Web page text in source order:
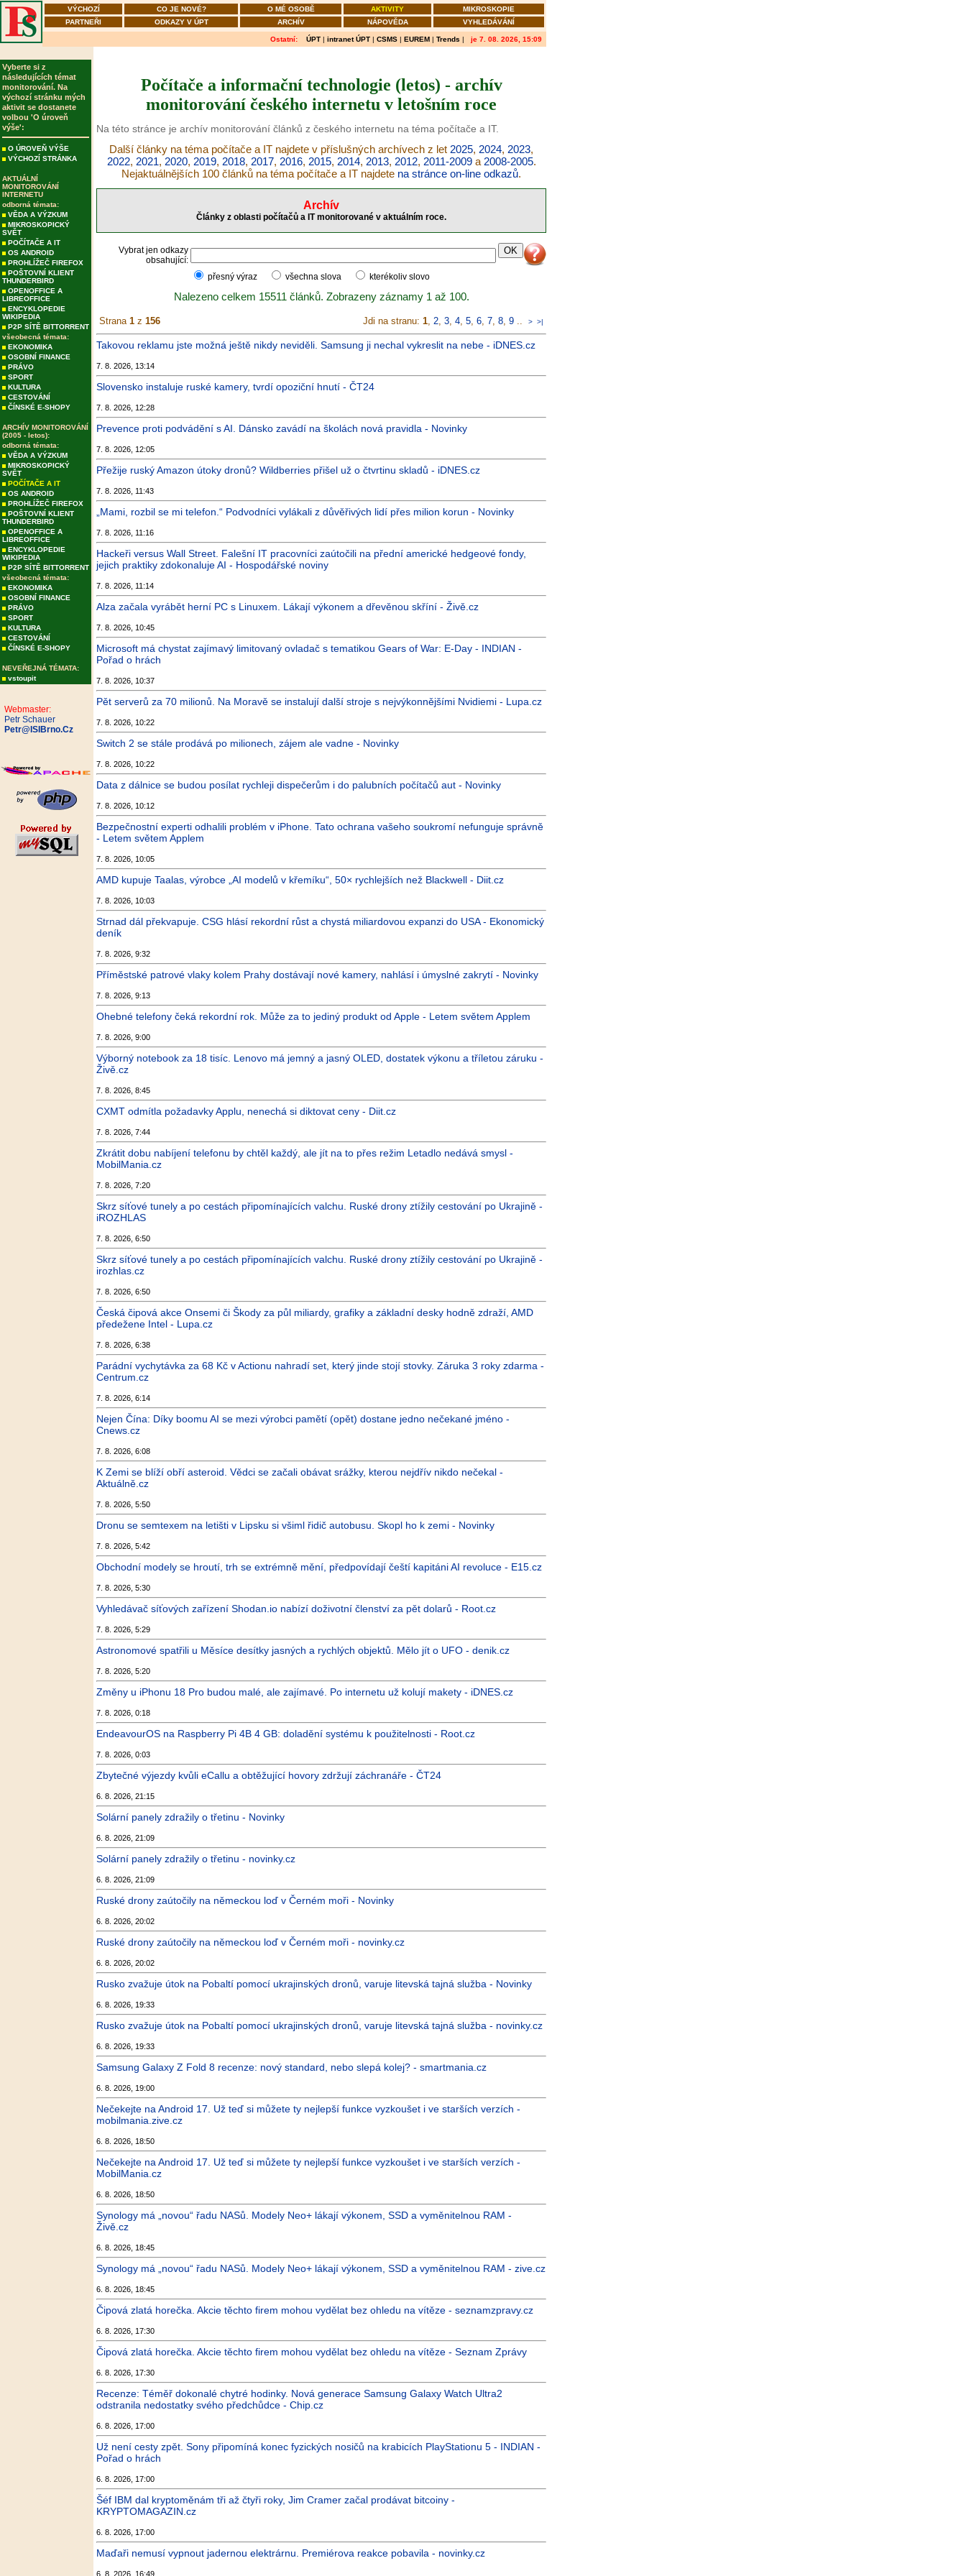
VÝCHOZÍ CO JE NOVÉ? O MÉ OSOBĚ AKTIVITY
MIKROSKOPIE
PARTNEŘI
ODKAZY V ÚPT ARCHÍV NÁPOVĚDA VYHLEDÁVÁNÍ
Ostatní: ÚPT | intranet ÚPT | CSMS | EUREM | Trends | je 7. 08. 2026, 15:09
Vyberte si z
následujících témat
monitorování. Na
výchozí stránku mých
aktivit se dostanete
volbou 'O úroveň
výše':
O ÚROVEŇ VÝŠE
VÝCHOZÍ STRÁNKA
AKTUÁLNÍ
MONITOROVÁNÍ
INTERNETU
odborná témata:
VĚDA A VÝZKUM
MIKROSKOPICKÝ
SVĚT
POČÍTAČE A IT
OS ANDROID
PROHLÍŽEČ FIREFOX
POŠTOVNÍ KLIENT
THUNDERBIRD
OPENOFFICE A
LIBREOFFICE
ENCYKLOPEDIE
WIKIPEDIA
P2P SÍTĚ BITTORRENT
všeobecná témata:
EKONOMIKA
OSOBNÍ FINANCE
PRÁVO
SPORT
KULTURA
CESTOVÁNÍ
ČÍNSKÉ E-SHOPY
ARCHÍV MONITOROVÁNÍ
(2005 - letos):
odborná témata:
VĚDA A VÝZKUM
MIKROSKOPICKÝ
SVĚT
POČÍTAČE A IT
OS ANDROID
PROHLÍŽEČ FIREFOX
POŠTOVNÍ KLIENT
THUNDERBIRD
OPENOFFICE A
LIBREOFFICE
ENCYKLOPEDIE
WIKIPEDIA
P2P SÍTĚ BITTORRENT
všeobecná témata:
EKONOMIKA
OSOBNÍ FINANCE
PRÁVO
SPORT
KULTURA
CESTOVÁNÍ
ČÍNSKÉ E-SHOPY
NEVEŘEJNÁ TÉMATA:
vstoupit
Webmaster:
Petr Schauer
Petr@ISIBrno.Cz
Počítače a informační technologie (letos) - archív
monitorování českého internetu v letošním roce
Na této stránce je archív monitorování článků z českého internetu na téma počítače a IT.
Další články na téma počítače a IT najdete v příslušných archívech z let 2025, 2024, 2023,
2022, 2021, 2020, 2019, 2018, 2017, 2016, 2015, 2014, 2013, 2012, 2011-2009a 2008-2005.
Nejaktuálnějších 100 článků na téma počítače a IT najdete na stránce on-line odkazů.
Archív
Články z oblasti počítačů a IT monitorované v aktuálním roce.
Vybrat jen odkazy
obsahující:
přesný výraz
všechna slova kterékoliv slovo
Nalezeno celkem 15511 článků. Zobrazeny záznamy 1 až 100.
Strana 1 z 156 Jdi na stranu: 1, 2, 3, 4, 5, 6, 7, 8, 9 .. > >|
Takovou reklamu jste možná ještě nikdy neviděli. Samsung ji nechal vykreslit na nebe - iDNES.cz
7. 8. 2026, 13:14
Slovensko instaluje ruské kamery, tvrdí opoziční hnutí - ČT24
7. 8. 2026, 12:28
Prevence proti podvádění s AI. Dánsko zavádí na školách nová pravidla - Novinky
7. 8. 2026, 12:05
Přežije ruský Amazon útoky dronů? Wildberries přišel už o čtvrtinu skladů - iDNES.cz
7. 8. 2026, 11:43
„Mami, rozbil se mi telefon.“ Podvodníci vylákali z důvěřivých lidí přes milion korun - Novinky
7. 8. 2026, 11:16
Hackeři versus Wall Street. Falešní IT pracovníci zaútočili na přední americké hedgeové fondy,
jejich praktiky zdokonaluje AI - Hospodářské noviny
7. 8. 2026, 11:14
Alza začala vyrábět herní PC s Linuxem. Lákají výkonem a dřevěnou skříní - Živě.cz
7. 8. 2026, 10:45
Microsoft má chystat zajímavý limitovaný ovladač s tematikou Gears of War: E-Day - INDIAN -
Pořad o hrách
7. 8. 2026, 10:37
Pět serverů za 70 milionů. Na Moravě se instalují další stroje s nejvýkonnějšími Nvidiemi - Lupa.cz
7. 8. 2026, 10:22
Switch 2 se stále prodává po milionech, zájem ale vadne - Novinky
7. 8. 2026, 10:22
Data z dálnice se budou posílat rychleji dispečerům i do palubních počítačů aut - Novinky
7. 8. 2026, 10:12
Bezpečnostní experti odhalili problém v iPhone. Tato ochrana vašeho soukromí nefunguje správně
- Letem světem Applem
7. 8. 2026, 10:05
AMD kupuje Taalas, výrobce „AI modelů v křemíku“, 50× rychlejších než Blackwell - Diit.cz
7. 8. 2026, 10:03
Strnad dál překvapuje. CSG hlásí rekordní růst a chystá miliardovou expanzi do USA - Ekonomický
deník
7. 8. 2026, 9:32
Příměstské patrové vlaky kolem Prahy dostávají nové kamery, nahlásí i úmyslné zakrytí - Novinky
7. 8. 2026, 9:13
Ohebné telefony čeká rekordní rok. Může za to jediný produkt od Apple - Letem světem Applem
7. 8. 2026, 9:00
Výborný notebook za 18 tisíc. Lenovo má jemný a jasný OLED, dostatek výkonu a tříletou záruku -
Živě.cz
7. 8. 2026, 8:45
CXMT odmítla požadavky Applu, nenechá si diktovat ceny - Diit.cz
7. 8. 2026, 7:44
Zkrátit dobu nabíjení telefonu by chtěl každý, ale jít na to přes režim Letadlo nedává smysl -
MobilMania.cz
7. 8. 2026, 7:20
Skrz síťové tunely a po cestách připomínajících valchu. Ruské drony ztížily cestování po Ukrajině -
iROZHLAS
7. 8. 2026, 6:50
Skrz síťové tunely a po cestách připomínajících valchu. Ruské drony ztížily cestování po Ukrajině -
irozhlas.cz
7. 8. 2026, 6:50
Česká čipová akce Onsemi či Škody za půl miliardy, grafiky a základní desky hodně zdraží, AMD
předežene Intel - Lupa.cz
7. 8. 2026, 6:38
Parádní vychytávka za 68 Kč v Actionu nahradí set, který jinde stojí stovky. Záruka 3 roky zdarma -
Centrum.cz
7. 8. 2026, 6:14
Nejen Čína: Díky boomu AI se mezi výrobci pamětí (opět) dostane jedno nečekané jméno -
Cnews.cz
7. 8. 2026, 6:08
K Zemi se blíží obří asteroid. Vědci se začali obávat srážky, kterou nejdřív nikdo nečekal -
Aktuálně.cz
7. 8. 2026, 5:50
Dronu se semtexem na letišti v Lipsku si všiml řidič autobusu. Skopl ho k zemi - Novinky
7. 8. 2026, 5:42
Obchodní modely se hroutí, trh se extrémně mění, předpovídají čeští kapitáni AI revoluce - E15.cz
7. 8. 2026, 5:30
Vyhledávač síťových zařízení Shodan.io nabízí doživotní členství za pět dolarů - Root.cz
7. 8. 2026, 5:29
Astronomové spatřili u Měsíce desítky jasných a rychlých objektů. Mělo jít o UFO - denik.cz
7. 8. 2026, 5:20
Změny u iPhonu 18 Pro budou malé, ale zajímavé. Po internetu už kolují makety - iDNES.cz
7. 8. 2026, 0:18
EndeavourOS na Raspberry Pi 4B 4 GB: doladění systému k použitelnosti - Root.cz
7. 8. 2026, 0:03
Zbytečné výjezdy kvůli eCallu a obtěžující hovory zdržují záchranáře - ČT24
6. 8. 2026, 21:15
Solární panely zdražily o třetinu - Novinky
6. 8. 2026, 21:09
Solární panely zdražily o třetinu - novinky.cz
6. 8. 2026, 21:09
Ruské drony zaútočily na německou loď v Černém moři - Novinky
6. 8. 2026, 20:02
Ruské drony zaútočily na německou loď v Černém moři - novinky.cz
6. 8. 2026, 20:02
Rusko zvažuje útok na Pobaltí pomocí ukrajinských dronů, varuje litevská tajná služba - Novinky
6. 8. 2026, 19:33
Rusko zvažuje útok na Pobaltí pomocí ukrajinských dronů, varuje litevská tajná služba - novinky.cz
6. 8. 2026, 19:33
Samsung Galaxy Z Fold 8 recenze: nový standard, nebo slepá kolej? - smartmania.cz
6. 8. 2026, 19:00
Nečekejte na Android 17. Už teď si můžete ty nejlepší funkce vyzkoušet i ve starších verzích -
mobilmania.zive.cz
6. 8. 2026, 18:50
Nečekejte na Android 17. Už teď si můžete ty nejlepší funkce vyzkoušet i ve starších verzích -
MobilMania.cz
6. 8. 2026, 18:50
Synology má „novou“ řadu NASů. Modely Neo+ lákají výkonem, SSD a vyměnitelnou RAM -
Živě.cz
6. 8. 2026, 18:45
Synology má „novou“ řadu NASů. Modely Neo+ lákají výkonem, SSD a vyměnitelnou RAM - zive.cz
6. 8. 2026, 18:45
Čipová zlatá horečka. Akcie těchto firem mohou vydělat bez ohledu na vítěze - seznamzpravy.cz
6. 8. 2026, 17:30
Čipová zlatá horečka. Akcie těchto firem mohou vydělat bez ohledu na vítěze - Seznam Zprávy
6. 8. 2026, 17:30
Recenze: Téměř dokonalé chytré hodinky. Nová generace Samsung Galaxy Watch Ultra2
odstranila nedostatky svého předchůdce - Chip.cz
6. 8. 2026, 17:00
Už není cesty zpět. Sony připomíná konec fyzických nosičů na krabicích PlayStationu 5 - INDIAN -
Pořad o hrách
6. 8. 2026, 17:00
Šéf IBM dal kryptoměnám tři až čtyři roky, Jim Cramer začal prodávat bitcoiny -
KRYPTOMAGAZIN.cz
6. 8. 2026, 17:00
Maďaři nemusí vypnout jadernou elektrárnu. Premiérova reakce pobavila - novinky.cz
6. 8. 2026, 16:49